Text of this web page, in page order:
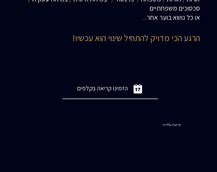
סכסוכים משפחתיים
או כל נושא בוער אחר...
הרגע הכי מדויק להתחיל שינוי הוא עכשיו!
הזמינו קריאה בקלפים
קריאות כלליות